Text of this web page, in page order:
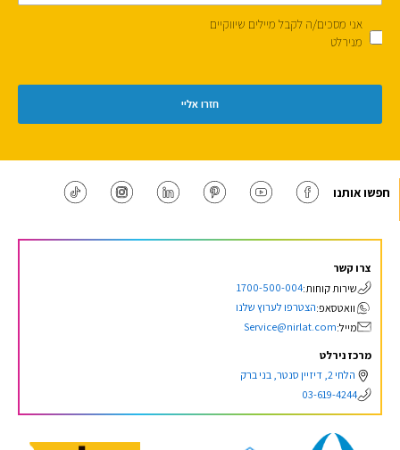
אני מסכים/ה לקבל מיילים שיווקיים
מנירלט
חפשו אותנו
צרו קשר
שירות קוחות:1700-500-004
וואטסאפ:הצטרפו לערוץ שלנו
מייל:Service@nirlat.com
מרכז נירלט
הלחי 2, דיזיין סנטר, בני ברק
03-619-4244